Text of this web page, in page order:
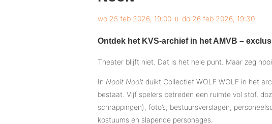
wo 25 feb 2026, 19:00 do 26 feb 2026, 19:30
Ontdek het KVS-archief in het AMVB –
Theater blijft niet. Dat is het hele punt. Maar zeg
In Nooit Nooit duikt Collectief WOLF WOLF in het
bestaat. Vijf spelers betreden een ruimte vol stof,
schrappingen), foto’s, bestuursverslagen,
kostuums en slapende personages.